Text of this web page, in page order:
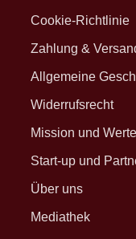
Cookie-Richtlinie
Zahlung &
Allgemeine
Widerrufsrecht
Mission und Werte
Start-up und
Über uns
Mediathek